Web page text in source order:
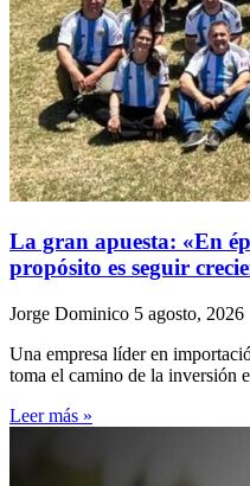
La gran apuesta: «En
propósito es seguir
Jorge Dominico 5 agosto, 2026
Una empresa líder en
toma el camino de la inversión
Leer más »